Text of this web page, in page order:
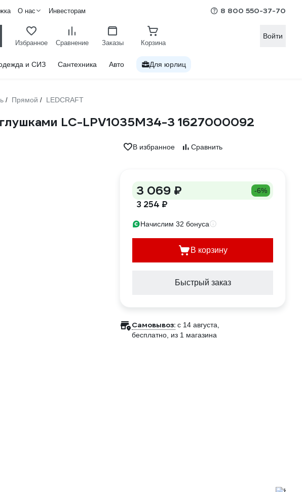
О нас Инвесторам 8 800 550-37-70
Избранное Сравнение Заказы Корзина
Войти
и СИЗ Сантехника Авто Для юрлиц
/ Прямой / LEDCRAFT
LC-LPV1035M34-3 1627000092
В избранное Сравнить
3 069 ₽ -6%
3 254 ₽
Начислим 32 бонуса
В корзину
Быстрый заказ
Самовывоз: c 14 августа,
бесплатно , из 1 магазина